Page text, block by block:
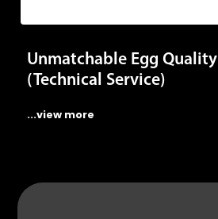
Unmatchable Egg Quality
(Technical Service)
...view more